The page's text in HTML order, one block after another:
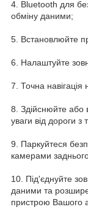
4. Bluetooth для
обміну даними;
5. Встановлюйте
6. Налаштуйте
7. Точна
8. Здійснюйте або
уваги від дороги з
9. Паркуйтеся
камерами
10. Під'єднуйте
даними та
пристрою Вашого